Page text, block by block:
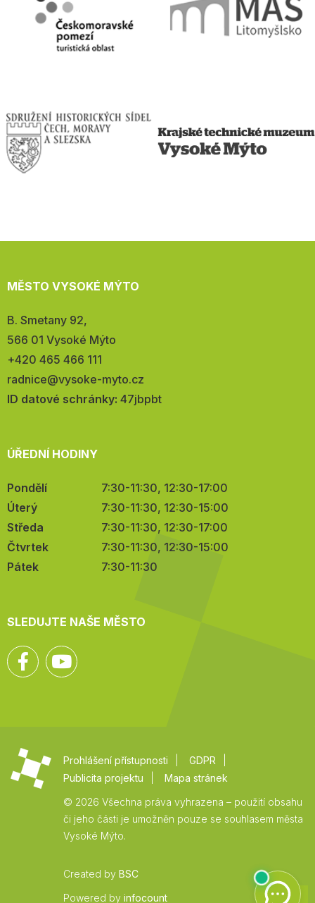
MĚSTO VYSOKÉ MÝTO
Adresa:
B. Smetany 92,
566 01 Vysoké Mýto
Telefon:
+420 465 466 111
E-
mail:
radnice@vysoke-myto.cz
ID datové schránky: 47jbpbt
ÚŘEDNÍ HODINY
Pondělí
7:30-11:30, 12:30-17:00
Úterý
7:30-11:30, 12:30-15:00
Středa
7:30-11:30, 12:30-17:00
Čtvrtek
7:30-11:30, 12:30-15:00
Pátek
7:30-11:30
SLEDUJTE NAŠE MĚSTO
Facebook
Prohlášení přístupnosti
GDPR
Publicita projektu
Mapa stránek
© 2026 Všechna práva vyhrazena – použití obsahu
či jeho části je umožněn pouze se souhlasem města
Vysoké Mýto.
Created by BSC
Powered by infocount Zpět